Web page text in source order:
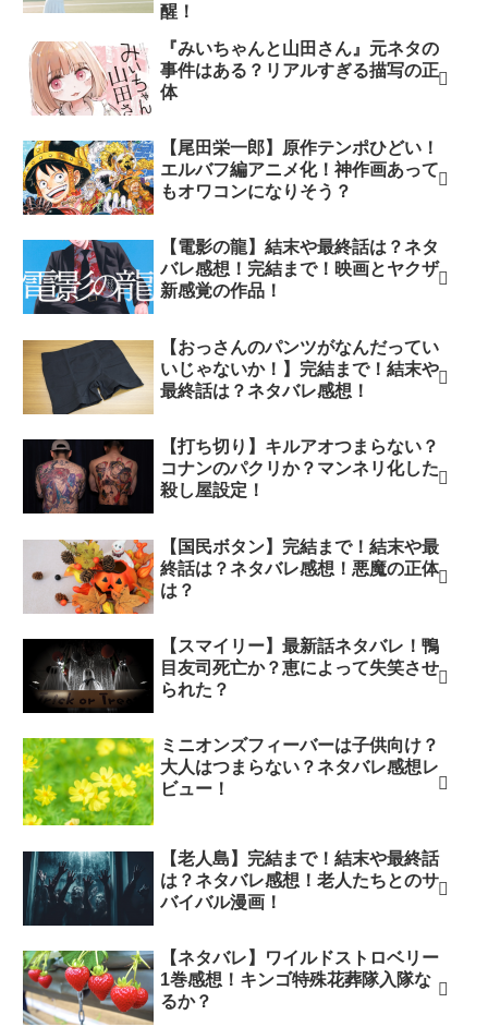
醒！
『みいちゃんと山田さん』元ネタの
事件はある？リアルすぎる描写の正
体
【尾田栄一郎】原作テンポひどい！
エルバフ編アニメ化！神作画あって
もオワコンになりそう？
【電影の龍】結末や最終話は？ネタ
バレ感想！完結まで！映画とヤクザ
新感覚の作品！
【おっさんのパンツがなんだってい
いじゃないか！】完結まで！結末や
最終話は？ネタバレ感想！
【打ち切り】キルアオつまらない？
コナンのパクリか？マンネリ化した
殺し屋設定！
【国民ボタン】完結まで！結末や最
終話は？ネタバレ感想！悪魔の正体
は？
【スマイリー】最新話ネタバレ！鴨
目友司死亡か？恵によって失笑させ
られた？
ミニオンズフィーバーは子供向け？
大人はつまらない？ネタバレ感想レ
ビュー！
【老人島】完結まで！結末や最終話
は？ネタバレ感想！老人たちとのサ
バイバル漫画！
【ネタバレ】ワイルドストロベリー
1巻感想！キンゴ特殊花葬隊入隊な
るか？